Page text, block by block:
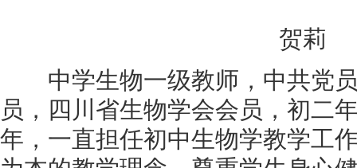
贺莉
中学生物一级教师，中共党员
员，四川省生物学会会员，初二
年，一直担任初中生物学教学工